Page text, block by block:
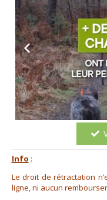
Info :
Le droit de rétractation
ligne, ni aucun